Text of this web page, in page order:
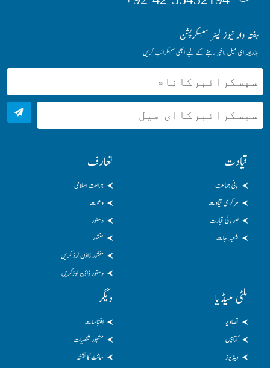
ہفتہ وار نیوز لیٹر سبسکرپشن
بذریعہ ای میل باخبر رہنے کے لیے ابھی سبسکرائب کریں
قیادت
بانی جماعت
مرکزی قیادت
صوبائی قیادت
شعبہ جات
تعارف
جماعت اسلامی
دعوت
دستور
منشور
منشور ڈاؤن لوڈ کریں
دستور ڈاؤن لوڈکریں
ملٹی میڈیا
تصاویر
کتابیں
ویڈیوز
دیگر
اقتباسات
مشہور شخصیات
سائٹ کا نقشہ